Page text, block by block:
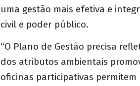
uma gestão mais efetiva e
civil e poder público.
“O Plano de Gestão precisa
dos atributos ambientais
oficinas participativas